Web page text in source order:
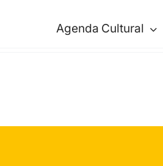
Agenda Cultural